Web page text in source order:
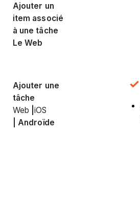
Ajouter un
item associé
à une tâche
Le Web
Ajouter une
tâche
Web |iOS
Androïde